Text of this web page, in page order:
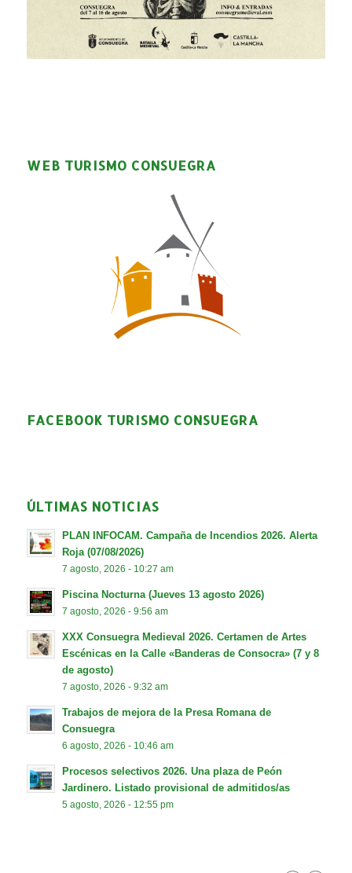
WEB TURISMO CONSUEGRA
FACEBOOK TURISMO CONSUEGRA
ÚLTIMAS NOTICIAS
PLAN INFOCAM. Campaña de Incendios 2026. Alerta
Roja (07/08/2026)
7 agosto, 2026 - 10:27 am
Piscina Nocturna (Jueves 13 agosto 2026)
7 agosto, 2026 - 9:56 am
XXX Consuegra Medieval 2026. Certamen de Artes
Escénicas en la Calle «Banderas de Consocra» (7 y 8
de agosto)
7 agosto, 2026 - 9:32 am
Trabajos de mejora de la Presa Romana de
Consuegra
6 agosto, 2026 - 10:46 am
Procesos selectivos 2026. Una plaza de Peón
Jardinero. Listado provisional de admitidos/as
5 agosto, 2026 - 12:55 pm